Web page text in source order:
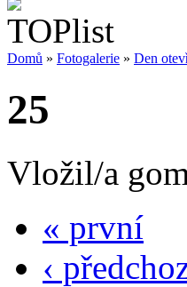
Domů » Fotogalerie » Den
25
Vložil/a
« první
‹